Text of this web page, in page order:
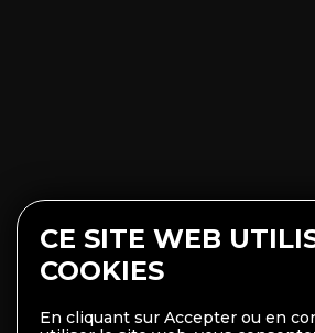
CE SITE WEB
COOKIES
En cliquant sur Accepter ou en